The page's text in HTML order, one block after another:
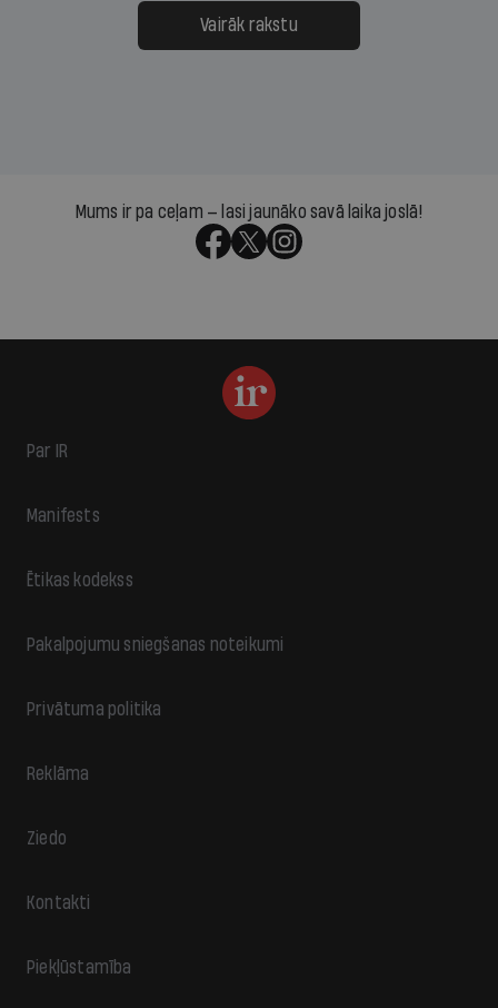
Vairāk rakstu
Mums ir pa ceļam — lasi jaunāko savā laika joslā!
Par IR
Manifests
Ētikas kodekss
Pakalpojumu sniegšanas noteikumi
Privātuma politika
Reklāma
Ziedo
Kontakti
Piekļūstamība